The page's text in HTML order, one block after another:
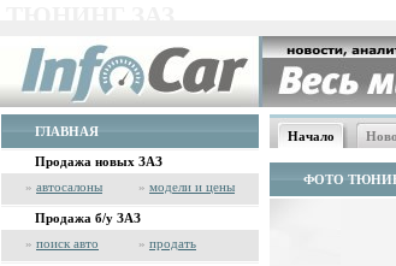
ГЛАВНАЯ
Продажа новых ЗАЗ
» автосалоны » модели и цены
Продажа б/у ЗАЗ
» поиск авто » продать
Начало
ФОТО